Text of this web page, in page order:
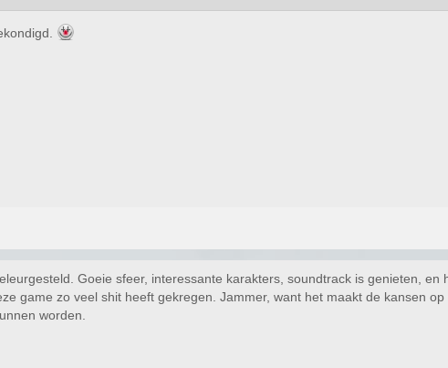
Goeie sfeer, interessante karakters, soundtrack is genieten, en
game zo veel shit heeft gekregen. Jammer, want het maakt de kansen
worden.